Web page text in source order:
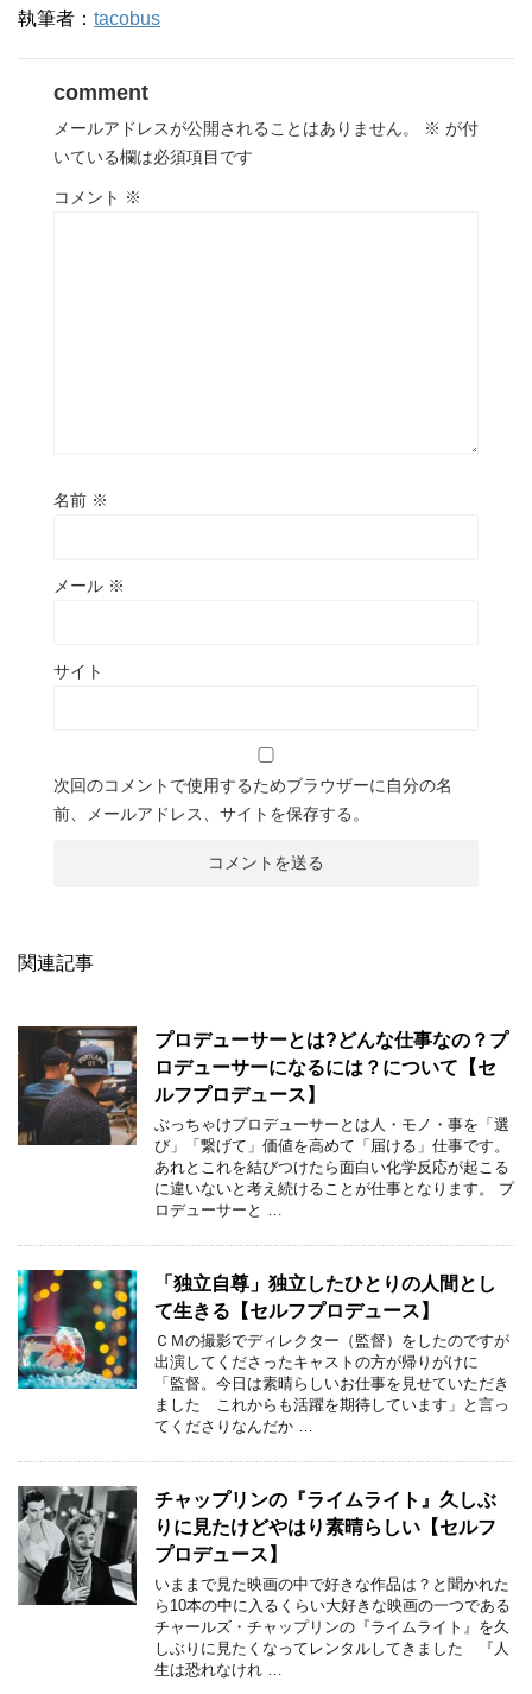
執筆者： tacobus
comment
メールアドレスが公開されることはありません。 ※ が付
いている欄は必須項目です
コメント ※
名前 ※
メール ※
サイト
次回のコメントで使用するためブラウザーに自分の名
前、メールアドレス、サイトを保存する。
関連記事
プロデューサーとは?どんな仕事なの？プ
ロデューサーになるには？について【セ
ルフプロデュース】
ぶっちゃけプロデューサーとは人・モノ・事を「選
び」「繋げて」価値を高めて「届ける」仕事です。
あれとこれを結びつけたら面白い化学反応が起こる
に違いないと考え続けることが仕事となります。 プ
ロデューサーと …
「独立自尊」独立したひとりの人間とし
て生きる【セルフプロデュース】
ＣＭの撮影でディレクター（監督）をしたのですが
出演してくださったキャストの方が帰りがけに
「監督。今日は素晴らしいお仕事を見せていただき
ました これからも活躍を期待しています」と言っ
てくださりなんだか …
チャップリンの『ライムライト』久しぶ
りに見たけどやはり素晴らしい【セルフ
プロデュース】
いままで見た映画の中で好きな作品は？と聞かれた
ら10本の中に入るくらい大好きな映画の一つである
チャールズ・チャップリンの『ライムライト』を久
しぶりに見たくなってレンタルしてきました 『人
生は恐れなけれ …